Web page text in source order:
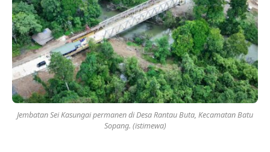
Jembatan Sei Kasungai permanen di Desa Rantau Buta, Kecamatan Batu
Sopang. (istimewa)